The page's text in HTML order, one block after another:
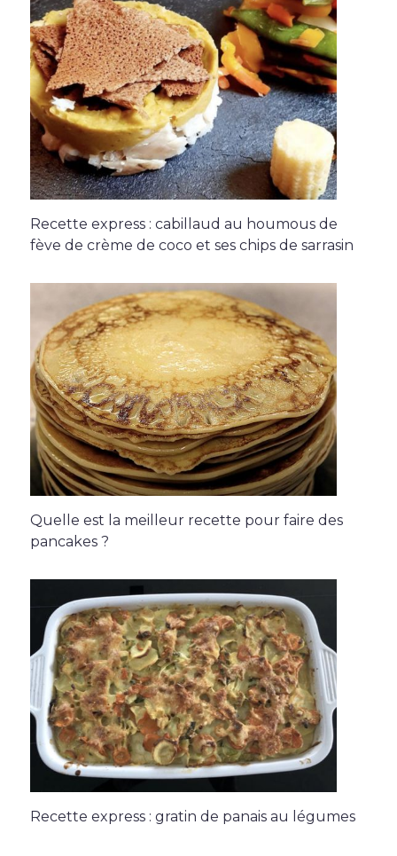
Recette express : cabillaud au houmous de
fève de crème de coco et ses chips de sarrasin
Quelle est la meilleur recette pour faire des
pancakes ?
Recette express : gratin de panais au légumes